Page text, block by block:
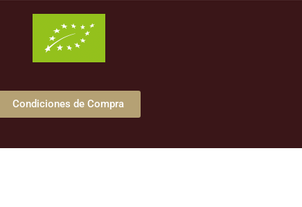
Condiciones de Compra